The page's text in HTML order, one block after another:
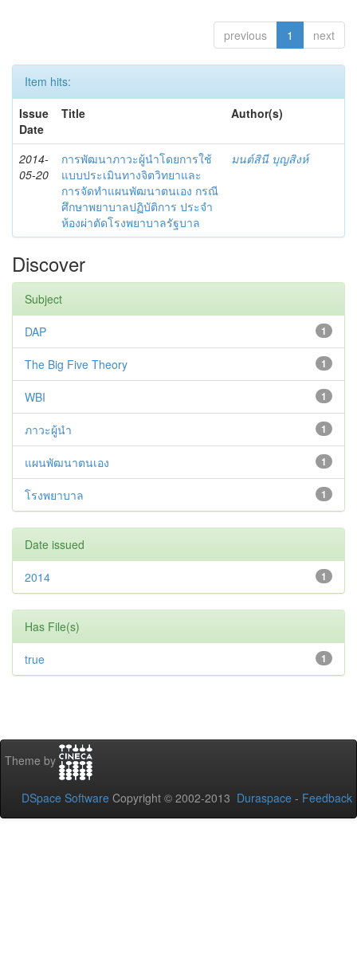
previous 1 next
Item hits:
Issue
Date
Title Author(s)
2014-
05-20
การพัฒนาภาวะผู้นำโดยการใช้
แบบประเมินทางจิตวิทยาและ
การจัดทำแผนพัฒนาตนเอง กรณี
ศึกษาพยาบาลปฏิบัติการ ประจำ
ห้องผ่าตัดโรงพยาบาลรัฐบาล
มนต์สินี บุญสิงห์
Discover
Subject
1
DAP
1
The Big Five Theory
1
WBI
1
ภาวะผู้นำ
1
แผนพัฒนาตนเอง
1
โรงพยาบาล
Date issued
1
2014
Has File(s)
1
true
Theme by
DSpace Software Copyright © 2002-2013 Duraspace - Feedback